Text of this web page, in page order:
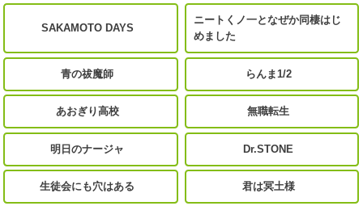
SAKAMOTO DAYS
ニートくノ一となぜか同棲はじ
めました
青の祓魔師 らんま1/2
あおぎり高校 無職転生
明日のナージャ Dr.STONE
生徒会にも穴はある 君は冥土様